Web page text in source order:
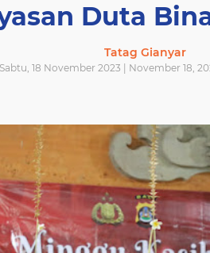
Duta
Tatag Gianyar
Sabtu, 18 November 2023 | November 18,